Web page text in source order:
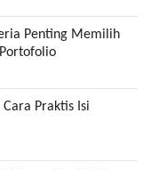
Penting Memilih
Praktis Isi